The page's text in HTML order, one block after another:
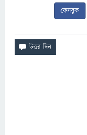
ফেসবুক